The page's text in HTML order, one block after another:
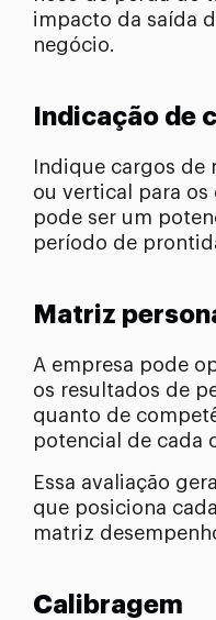
impacto da saída
negócio.
Indicação de
Indique cargos de
ou vertical para
pode ser um
período de
Matriz
A empresa pode
os resultados de
quanto de
potencial de cada
Essa avaliação
que posiciona
matriz
Calibragem